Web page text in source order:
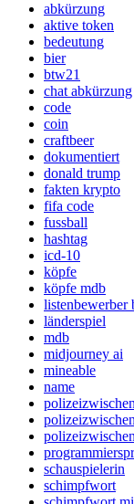
abkürzung
aktive token
bedeutung
bier
btw21
chat abkürzung
code
coin
craftbeer
dokumentiert
donald trump
fakten krypto
fifa code
fussball
hashtag
icd-10
köpfe
köpfe mdb
listenbewerber
länderspiel
mdb
midjourney ai
mineable
name
schauspielerin
schimpfwort